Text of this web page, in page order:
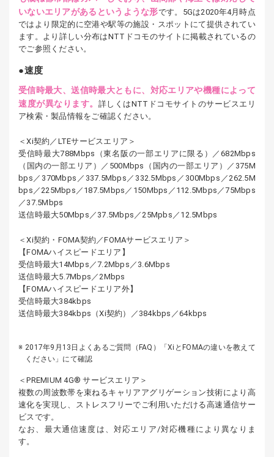
いないエリアがあるというような形です。5Gは2020年4月時点
ではより限定的に空港や駅等の施設・スポットにて提供されてい
ます。より詳しい分布はNTTドコモのサイトに掲載されているの
でご参照ください。
速度
受信時最大、送信時最大ともに、対応エリアや機種によって
速度が異なります。 詳しくはNTTドコモサイトのサービスエリ
ア検索・製品情報をご確認ください。
＜Xi契約／LTEサービスエリア＞
受信時最大788Mbps（東名阪の一部エリアに限る）／682Mbps
（国内の一部エリア）／500Mbps（国内の一部エリア）／375M
bps／370Mbps／337.5Mbps／332.5Mbps／300Mbps／262.5M
bps／225Mbps／187.5Mbps／150Mbps／112.5Mbps／75Mbps
／37.5Mbps
送信時最大50Mbps／37.5Mbps／25Mpbs／12.5Mbps
＜Xi契約・FOMA契約／FOMAサービスエリア＞
【FOMAハイスピードエリア】
受信時最大14Mbps／7.2Mbps／3.6Mbps
送信時最大5.7Mbps／2Mbps
【FOMAハイスピードエリア外】
受信時最大384kbps
送信時最大384kbps（Xi契約）／384kbps／64kbps
2017年9月13日よくあるご質問（FAQ）「XiとFOMAの違いを教えて
ください」にて確認
＜PREMIUM 4G® サービスエリア＞
複数の周波数帯を束ねるキャリアアグリゲーション技術により高
速化を実現し、ストレスフリーでご利用いただける高速通信サー
ビスです。
なお、最大通信速度は、対応エリア/対応機種により異なりま
す。